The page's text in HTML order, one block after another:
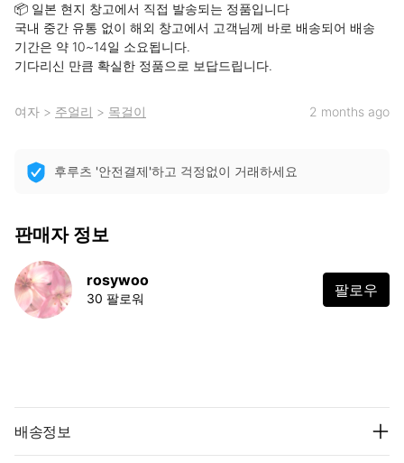
📦 일본 현지 창고에서 직접 발송되는 정품입니다
국내 중간 유통 없이 해외 창고에서 고객님께 바로 배송되어 배송
기간은 약 10~14일 소요됩니다.
기다리신 만큼 확실한 정품으로 보답드립니다.
여자 > 주얼리 > 목걸이 2 months ago
후루츠 '안전결제'하고 걱정없이 거래하세요
판매자 정보
rosywoo
30 팔로워 팔로우
배송정보